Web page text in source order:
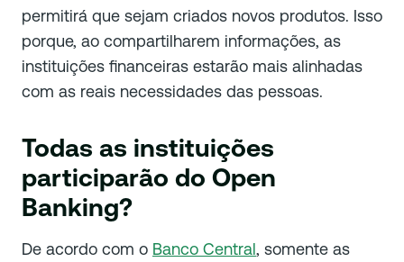
permitirá que sejam criados novos produtos. Isso
porque, ao compartilharem informações, as
instituições financeiras estarão mais alinhadas
com as reais necessidades das pessoas.
Todas as instituições
participarão do Open
Banking?
De acordo com o Banco Central, somente as